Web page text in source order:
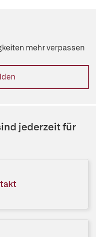
mehr verpassen
jederzeit für